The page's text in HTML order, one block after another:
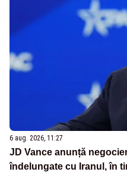
6 aug. 2026, 11:27
JD Vance anunță
îndelungate cu Iranul, în